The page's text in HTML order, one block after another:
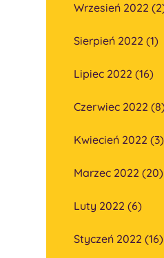
Wrzesień 2022
Sierpień 2022 (1)
Lipiec 2022 (16)
Czerwiec 2022
Kwiecień 2022 (3)
Marzec 2022 (20)
Luty 2022 (6)
Styczeń 2022 (16)